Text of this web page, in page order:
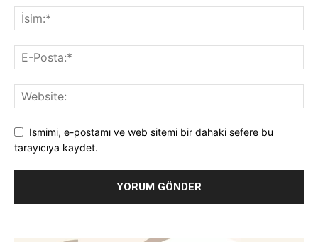
Ismimi, e-postamı ve web sitemi bir dahaki sefere bu
tarayıcıya kaydet.